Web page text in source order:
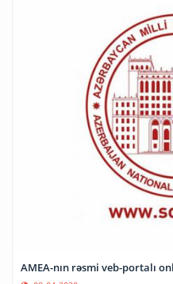
AMEA-nın rəsmi veb-portalı